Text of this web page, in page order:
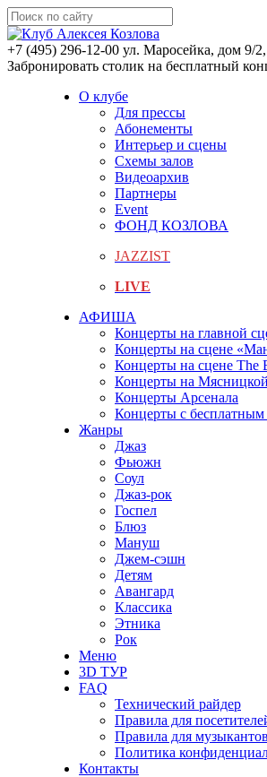
+7 (495) 296-12-00 ул. Маросейка, дом 9/
Забронировать столик на бесплатный
О клубе
Для прессы
Абонементы
Интерьер и сцены
Схемы залов
Видеоархив
Партнеры
Event
ФОНД КОЗЛОВА
JAZZIST
LIVE
АФИША
Концерты на главной
Концерты на сцене
Концерты на сцене The
Концерты на
Концерты Арсенала
Концерты с бесплатным
Жанры
Джаз
Фьюжн
Соул
Джаз-рок
Госпел
Блюз
Мануш
Джем-сэшн
Детям
Авангард
Классика
Этника
Рок
Меню
3D ТУР
FAQ
Технический райдер
Правила для
Правила для музыкантов
Политика
Контакты